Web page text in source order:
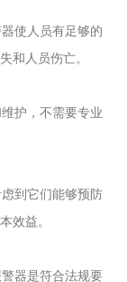
使人员有足够的
和人员伤亡。
护，不需要专业
到它们能够预防
效益。
器是符合法规要